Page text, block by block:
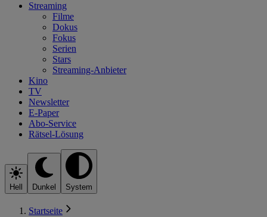
Streaming
Filme
Dokus
Fokus
Serien
Stars
Streaming-Anbieter
Kino
TV
Newsletter
E-Paper
Abo-Service
Rätsel-Lösung
Hell Dunkel System
Startseite